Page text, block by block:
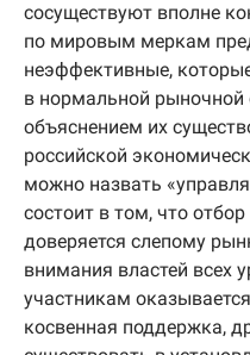
сосуществуют вполне
по мировым меркам
неэффективные,
в нормальной рыночной
объяснением их
российской
можно назвать
состоит в том, что
доверяется слепому
внимания властей всех
участникам
косвенная поддержка,